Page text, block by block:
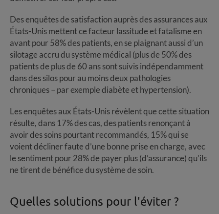
Des enquêtes de satisfaction auprès des assurances aux
États-Unis mettent ce facteur lassitude et fatalisme en
avant pour 58% des patients, en se plaignant aussi d’un
silotage accru du système médical (plus de 50% des
patients de plus de 60 ans sont suivis indépendamment
dans des silos pour au moins deux pathologies
chroniques – par exemple diabète et hypertension).
Les enquêtes aux États-Unis révèlent que cette situation
résulte, dans 17% des cas, des patients renonçant à
avoir des soins pourtant recommandés, 15% qui se
voient décliner faute d’une bonne prise en charge, avec
le sentiment pour 28% de payer plus (d’assurance) qu’ils
ne tirent de bénéfice du système de soin.
Quelles solutions pour l'éviter ?